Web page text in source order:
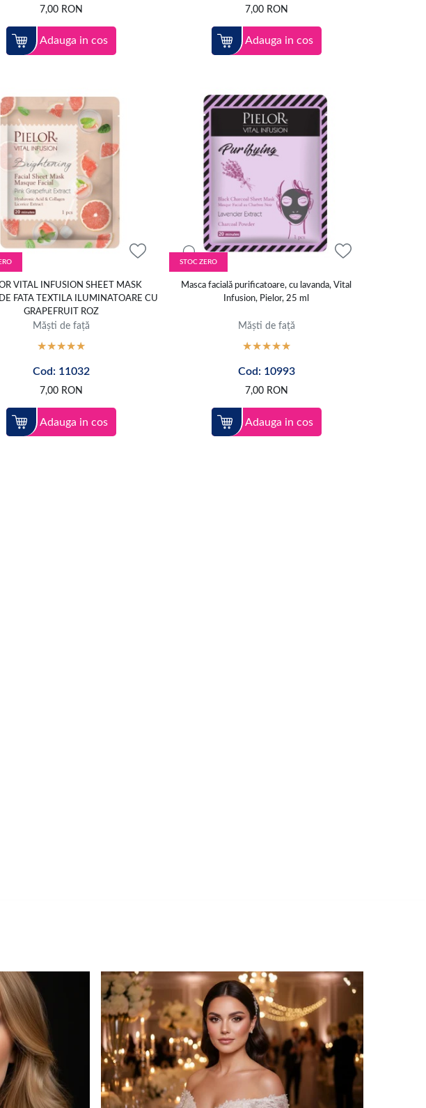
7,00 RON
Adauga in cos
7,00 RON
Adauga in cos
VITAL INFUSION SHEET MASK
FATA TEXTILA ILUMINATOARE CU
GRAPEFRUIT ROZ
Măști de față
Cod: 11032
7,00 RON
Adauga in cos
STOC ZERO
Masca facială purificatoare, cu lavanda, Vital
Infusion, Pielor, 25 ml
Măști de față
Cod: 10993
7,00 RON
Adauga in cos